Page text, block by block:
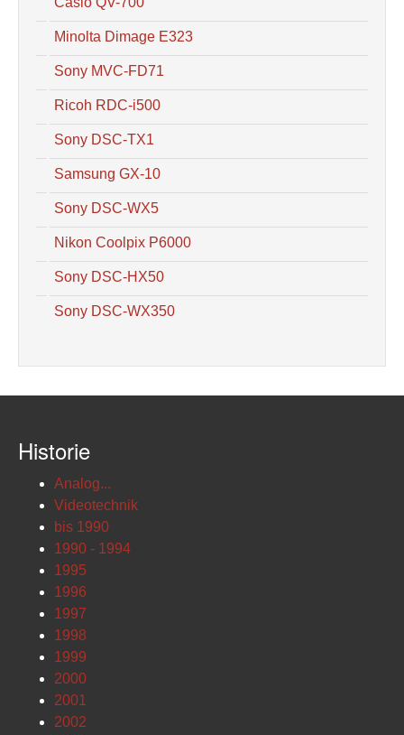
Minolta Dimage E323
Sony MVC-FD71
Ricoh RDC-i500
Sony DSC-TX1
Samsung GX-10
Sony DSC-WX5
Nikon Coolpix P6000
Sony DSC-HX50
Sony DSC-WX350
Historie
Analog...
Videotechnik
bis 1990
1990 - 1994
1995
1996
1997
1998
1999
2000
2001
2002